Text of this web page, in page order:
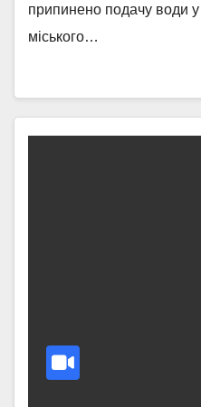
припинено подачу води у
міського…